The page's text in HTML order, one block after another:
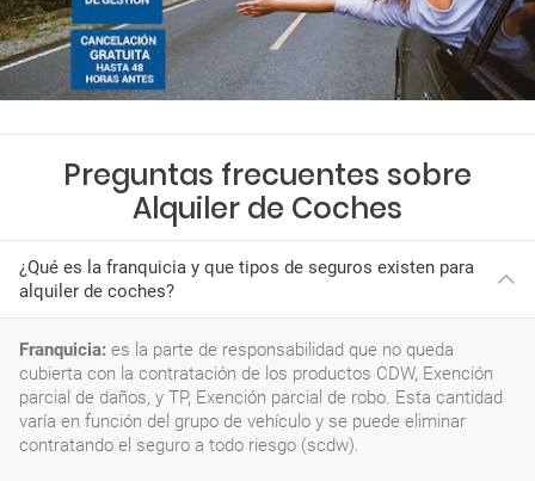
Preguntas frecuentes sobre
Alquiler de Coches
¿Qué es la franquicia y que tipos de seguros existen para
alquiler de coches?
Franquicia: es la parte de responsabilidad que no queda
cubierta con la contratación de los productos CDW, Exención
parcial de daños, y TP, Exención parcial de robo. Esta cantidad
varía en función del grupo de vehículo y se puede eliminar
contratando el seguro a todo riesgo (scdw).